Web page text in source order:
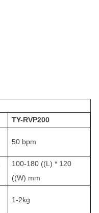
TY-RVP200
50 bpm
100-180 ((L) * 120
((W) mm
1-2kg